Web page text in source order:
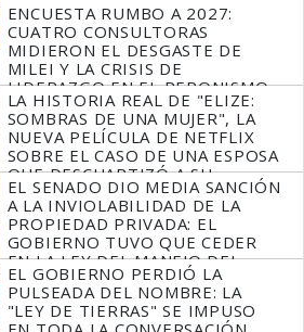
ENCUESTA RUMBO A 2027:
CUATRO CONSULTORAS
MIDIERON EL DESGASTE DE
MILEI Y LA CRISIS DE
LIDERAZGO EN EL PERONISMO
LA HISTORIA REAL DE "ELIZE:
SOMBRAS DE UNA MUJER", LA
NUEVA PELÍCULA DE NETFLIX
SOBRE EL CASO DE UNA ESPOSA
QUE DESCUARTIZÓ A SU
MARIDO
EL SENADO DIO MEDIA SANCIÓN
A LA INVIOLABILIDAD DE LA
PROPIEDAD PRIVADA: EL
GOBIERNO TUVO QUE CEDER
EN LA LEY DEL MANEJO DEL
FUEGO
EL GOBIERNO PERDIÓ LA
PULSEADA DEL NOMBRE: LA
"LEY DE TIERRAS" SE IMPUSO